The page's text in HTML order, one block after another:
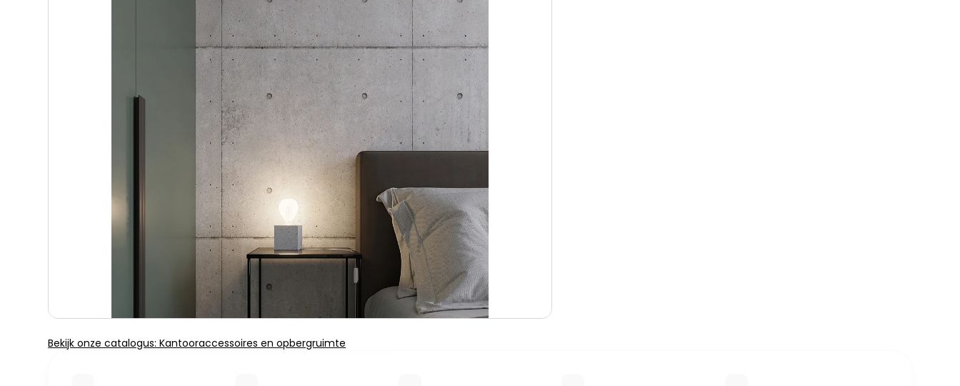
Bekijk onze catalogus: Kantooraccessoires en opbergruimte